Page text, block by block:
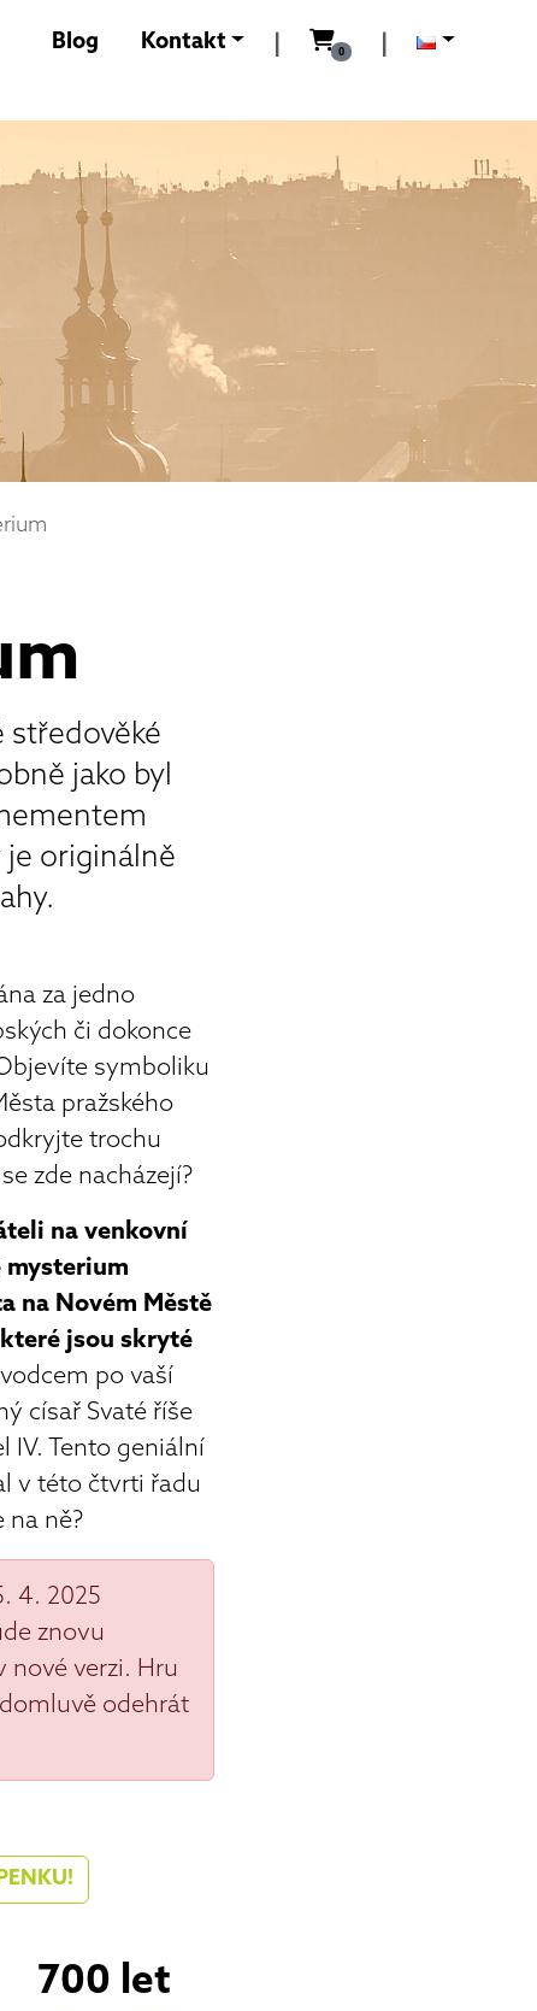
Blog Kontakt 0
0
středověké
jako byl
originálně
za jedno
či dokonce
symboliku
pražského
trochu
zde nacházejí?
na venkovní
mysterium
na Novém Městě
jsou skryté
po vaší
císař Svaté říše
IV. Tento geniální
v této čtvrti řadu
na ně?
4. 2025
znovu
nové verzi. Hru
odehrát
700 let